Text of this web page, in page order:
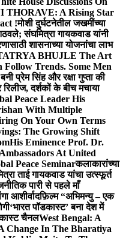
THORAVE: A Rising Star
!मोशी दुर्घटनेतील जखमींच्या
संघमित्रा गायकवाड यांनी
शासनाच्या योजनांचा लाभ
BHUJLE The Art
Follow Trends. Some Men
प्रेम सिंह और रक्षा गुप्ता की
दर्शकों के बीच मचाया
Peace Leader His
With Multiple
On Your Own Terms
The Growing Shift
His Eminence Prof. Dr.
At United
Peace Seminarकलाकारांच्या
ताई गायकवाड यांचा उत्स्फूर्त
पारी से पहले माँ
आशीर्वादफ़िल्म “अभिमन्यु – एक
‘भारत पॉडकास्ट’ बना देश में
चैनलWest Bengal: A
Change In The Bharatiya